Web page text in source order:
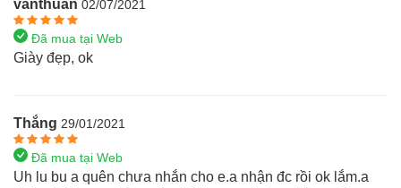
vanthuan 02/07/2021
Đã mua tại Web
Giày đẹp, ok
Thắng 29/01/2021
Đã mua tại Web
Uh lu bu a quên chưa nhắn cho e.a nhận đc rồi ok lắm.a